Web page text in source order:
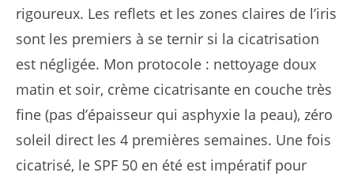
rigoureux. Les reflets et les zones claires de l’iris
sont les premiers à se ternir si la cicatrisation
est négligée. Mon protocole : nettoyage doux
matin et soir, crème cicatrisante en couche très
fine (pas d’épaisseur qui asphyxie la peau), zéro
soleil direct les 4 premières semaines. Une fois
cicatrisé, le SPF 50 en été est impératif pour